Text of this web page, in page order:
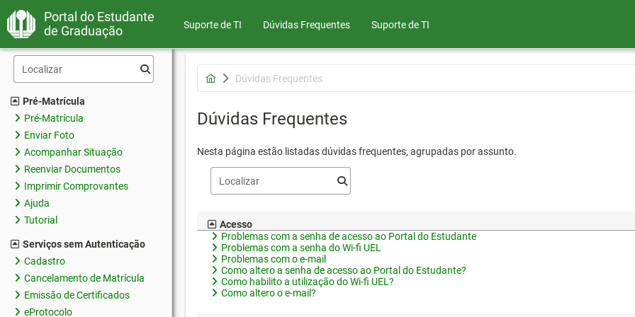
Portal do Estudante
de Graduação
Suporte de TI Dúvidas Frequentes Suporte de TI
Pré-Matrícula
Pré-Matrícula
Enviar Foto
Acompanhar Situação
Reenviar Documentos
Imprimir Comprovantes
Ajuda
Tutorial
Serviços sem Autenticação
Cadastro
Cancelamento de Matrícula
Emissão de Certificados
eProtocolo
Dúvidas Frequentes
Dúvidas Frequentes
Nesta página estão listadas dúvidas frequentes, agrupadas por assunto.
Acesso
Problemas com a senha de acesso ao Portal do Estudante
Problemas com a senha do Wi-fi UEL
Problemas com o e-mail
Como altero a senha de acesso ao Portal do Estudante?
Como habilito a utilização do Wi-fi UEL?
Como altero o e-mail?